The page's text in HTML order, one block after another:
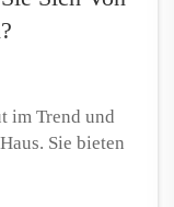
im Trend und
Sie bieten
Energie zu
zu senken.